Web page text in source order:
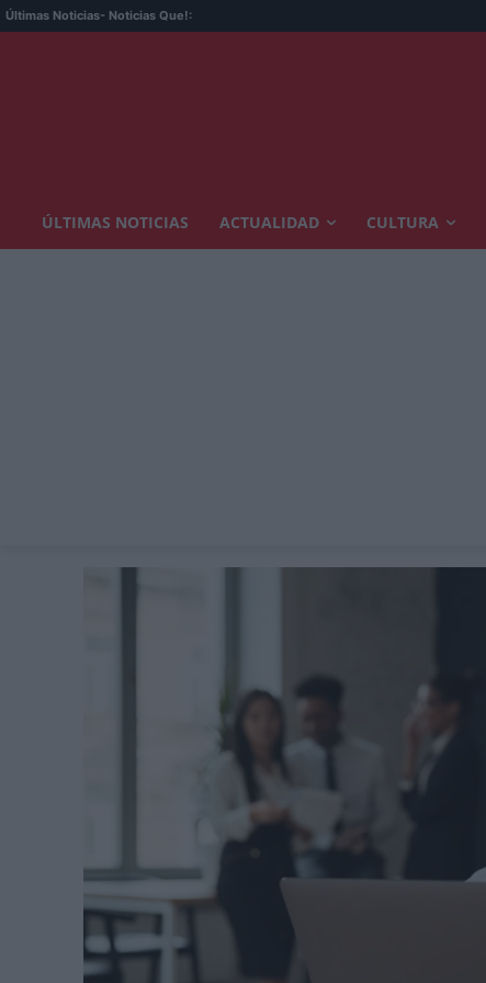
Últimas Noticias- Noticias Que!:
ÚLTIMAS NOTICIAS ACTUALIDAD CULTURA